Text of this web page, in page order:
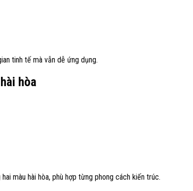
tinh tế mà vẫn dễ ứng dụng.
hòa
màu hài hòa, phù hợp từng phong cách kiến trúc.